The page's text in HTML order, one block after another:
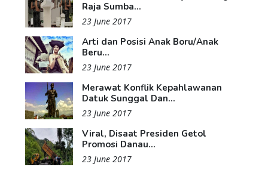
Raja Sumba...
23 June 2017
Arti dan Posisi Anak Boru/Anak
Beru...
23 June 2017
Merawat Konflik Kepahlawanan
Datuk Sunggal Dan...
23 June 2017
Viral, Disaat Presiden Getol
Promosi Danau...
23 June 2017